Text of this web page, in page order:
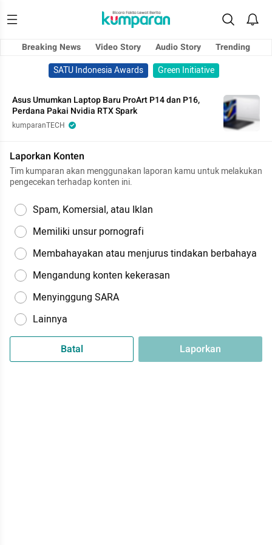
Breaking News Video Story Audio Story
Trending
SATU Indonesia Awards
Green Initiative
Asus Umumkan Laptop Baru ProArt P14 dan P16,
Perdana Pakai Nvidia RTX Spark
kumparanTECH
Laporkan Konten
Tim kumparan akan menggunakan laporan kamu untuk melakukan
pengecekan terhadap konten ini.
Spam, Komersial, atau Iklan
Memiliki unsur pornografi
Membahayakan atau menjurus tindakan berbahaya
Mengandung konten kekerasan
Menyinggung SARA
Lainnya
Batal Laporkan